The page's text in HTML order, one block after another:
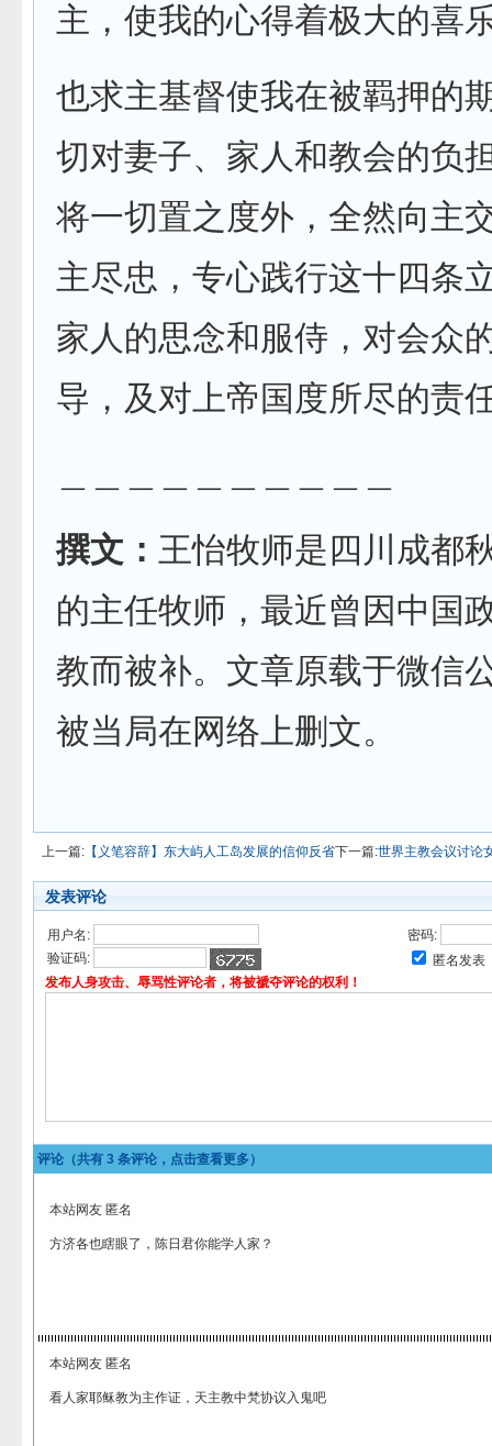
主，使我的心得着极大的喜
也求主基督使我在被羁押的
切对妻子、家人和教会的负
将一切置之度外，全然向主
主尽忠，专心践行这十四条
家人的思念和服侍，对会众
导，及对上帝国度所尽的责
撰文： 王怡牧师是四川成都
的主任牧师，最近曾因中国
教而被补。文章原载于微信
被当局在网络上删文。
上一篇: 【义笔容辞】东大屿人工岛发展的信仰反省下一篇:世界主教会议讨论
发表评论
用户名:
密码:
验证码:
匿名发表
发布人身攻击、辱骂性评论者，将被褫夺评论的权利！
评论（共有 3 条评论，点击查看更多）
本站网友 匿名
方济各也瞎眼了，陈日君你能学人家？
本站网友 匿名
看人家耶稣教为主作证，天主教中梵协议入鬼吧